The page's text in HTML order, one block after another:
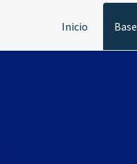
Inicio